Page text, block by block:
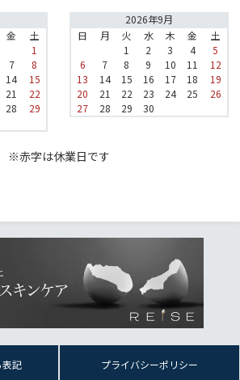
金
土
1
7
8
14
15
21
22
28
29
2026年9月
日
月 火 水 木 金
土
1
2 3 4
5
6
7 8 9 10 11
12
13
14 15 16 17 18
19
20
21 22 23 24 25
26
27
28 29 30
※赤字は休業日です
表記 プライバシーポリシー